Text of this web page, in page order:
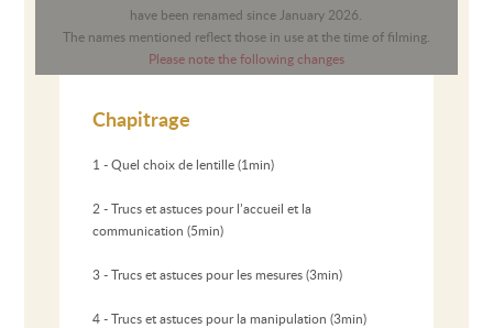
have been renamed since January 2026.
The names mentioned reflect those in use at the time of filming.
Please note the following changes
Chapitrage
1 - Quel choix de lentille (1min)
2 - Trucs et astuces pour l’accueil et la
communication (5min)
3 - Trucs et astuces pour les mesures (3min)
4 - Trucs et astuces pour la manipulation (3min)